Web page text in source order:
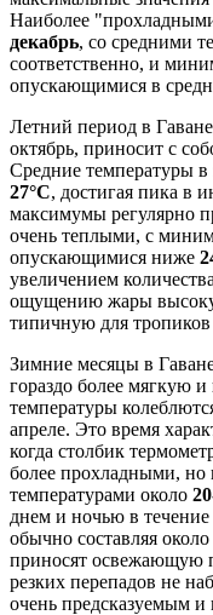
Наиболее
декабрь, со средними
соответственно, и
опускающимися в
Летний период в
октябрь, приносит с
Средние температуры
27°C, достигая пика в
максимумы регулярно
очень теплыми, с
опускающимися ниже
увеличением
ощущению жары
типичную для
Зимние месяцы в
гораздо более мягкую
температуры
апреле. Это время
когда столбик
более прохладными,
температурами около
днем и ночью в течение
обычно составляя около
приносят освежающую
резких перепадов не
очень предсказуемым